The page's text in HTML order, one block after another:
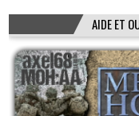
AIDE ET